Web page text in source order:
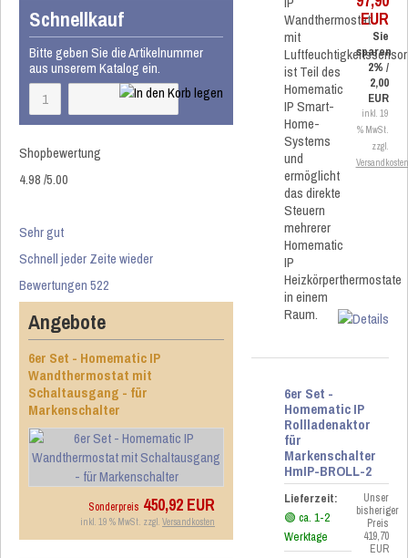
Schnellkauf
Bitte geben Sie die Artikelnummer
aus unserem Katalog ein.
Shopbewertung
4.98/5.00
Sehr gut
Schnell jeder Zeite wieder
Bewertungen 522
Angebote
6er Set - Homematic IP
Wandthermostat mit
Schaltausgang - für
Markenschalter
Sonderpreis 450,92 EUR
inkl. 19 % MwSt. zzgl. Versandkosten
Wandthermostat
mit
Luftfeuchtigkeitssensor
ist Teil des
Homematic
IP Smart-
Home-
Systems
und
ermöglicht
das direkte
Steuern
mehrerer
Homematic
IP
Heizkörperthermostate
in einem
Raum.
EUR
Sie
sparen
2% /
2,00
EUR
inkl. 19
% MwSt.
zzgl.
Versandkosten
6er Set -
Homematic IP
Rollladenaktor
für
Markenschalter
HmIP-BROLL-2
Lieferzeit:
🟢 ca. 1-2
Werktage
Unser
bisheriger
Preis
419,70
EUR